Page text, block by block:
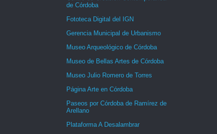
de Córdoba
Fototeca Digital del IGN
Gerencia Municipal de Urbanismo
Museo Arqueológico de Córdoba
Museo de Bellas Artes de Córdoba
Museo Julio Romero de Torres
Página Arte en Córdoba
Paseos por Córdoba de Ramírez de
Arellano
Plataforma A Desalambrar